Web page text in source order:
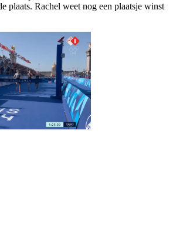
plaats. Rachel weet nog een plaatsje winst